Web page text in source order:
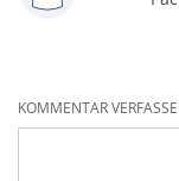
KOMMENTAR